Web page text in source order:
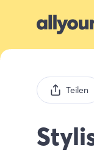
Teilen